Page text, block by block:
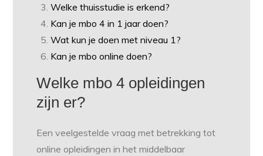
Welke thuisstudie is erkend?
Kan je mbo 4 in 1 jaar doen?
Wat kun je doen met niveau 1?
Kan je mbo online doen?
Welke mbo 4 opleidingen
zijn er?
Een veelgestelde vraag met betrekking tot
online opleidingen in het middelbaar